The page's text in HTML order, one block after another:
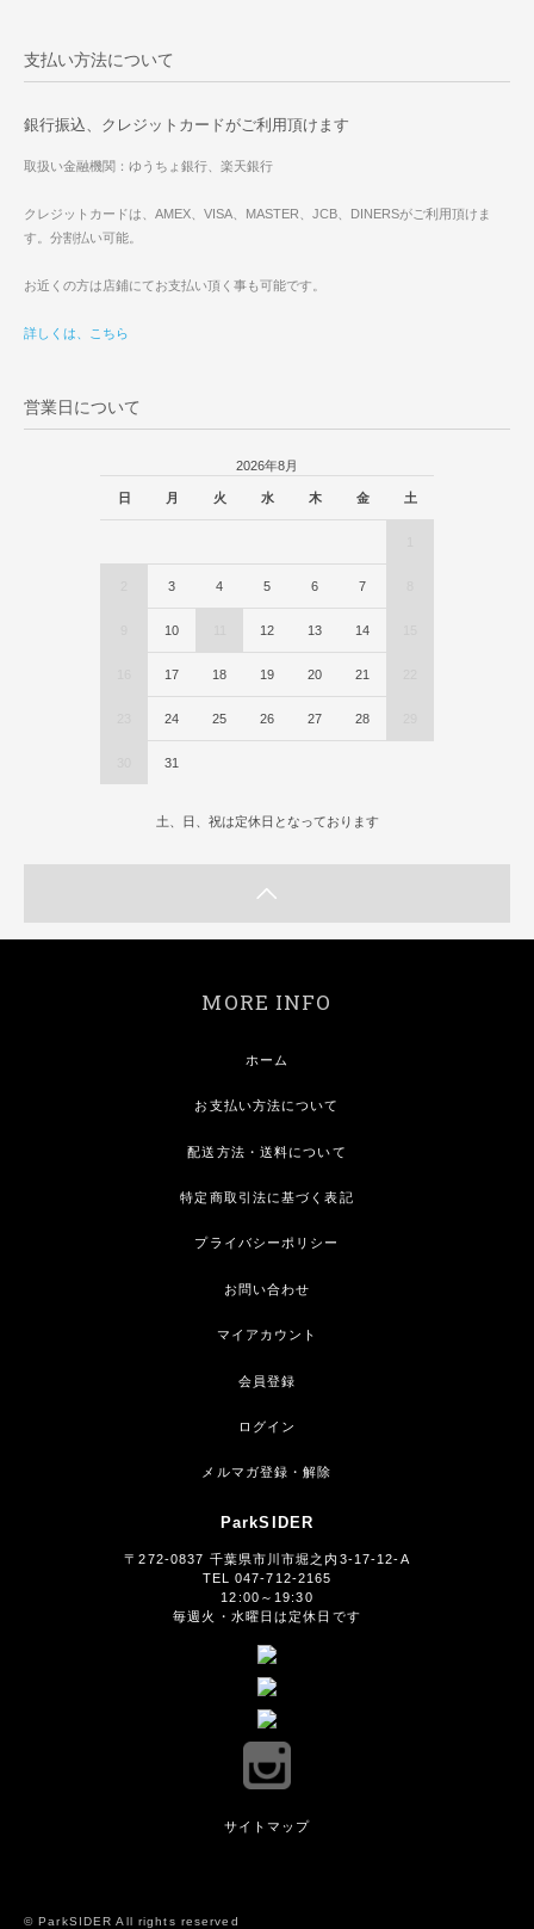
支払い方法について
銀行振込、クレジットカードがご利用頂けます
取扱い金融機関：ゆうちょ銀行、楽天銀行
クレジットカードは、AMEX、VISA、MASTER、JCB、DINERSがご利用頂けま
す。分割払い可能。
お近くの方は店鋪にてお支払い頂く事も可能です。
詳しくは、こちら
営業日について
2026年8月
日 月 火 水 木 金 土
3 4 5 6 7
10 12 13 14
17 18 19 20 21
24 25 26 27 28
31
土、日、祝は定休日となっております
MORE INFO
ホーム
お支払い方法について
配送方法・送料について
特定商取引法に基づく表記
プライバシーポリシー
お問い合わせ
マイアカウント
会員登録
ログイン
メルマガ登録・解除
ParkSIDER
〒272-0837 千葉県市川市堀之内3-17-12-A
TEL 047-712-2165
12:00～19:30
毎週火・水曜日は定休日です
サイトマップ
© ParkSIDER All rights reserved